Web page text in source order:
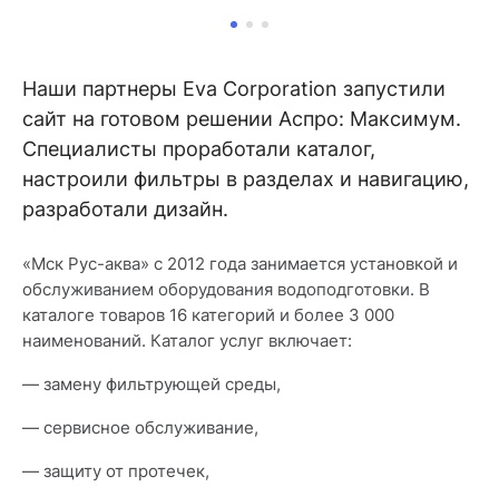
Наши партнеры Eva Corporation запустили
сайт на готовом решении Аспро: Максимум.
Специалисты проработали каталог,
настроили фильтры в разделах и навигацию,
разработали дизайн.
«Мск Рус-аква» с 2012 года занимается установкой и
обслуживанием оборудования водоподготовки. В
каталоге товаров 16 категорий и более 3 000
наименований. Каталог услуг включает:
— замену фильтрующей среды,
— сервисное обслуживание,
— защиту от протечек,